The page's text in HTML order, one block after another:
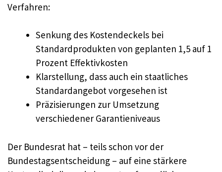
Verfahren:
Senkung des Kostendeckels bei
Standardprodukten von geplanten 1,5 auf 1
Prozent Effektivkosten
Klarstellung, dass auch ein staatliches
Standardangebot vorgesehen ist
Präzisierungen zur Umsetzung
verschiedener Garantieniveaus
Der Bundesrat hat – teils schon vor der
Bundestagsentscheidung – auf eine stärkere